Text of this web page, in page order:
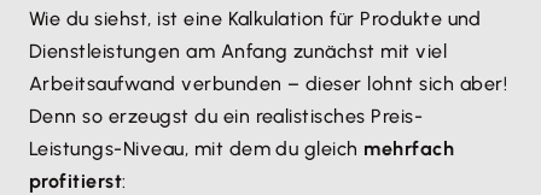
Wie du siehst, ist eine Kalkulation für Produkte und
Dienstleistungen am Anfang zunächst mit viel
Arbeitsaufwand verbunden – dieser lohnt sich aber!
Denn so erzeugst du ein realistisches Preis-
Leistungs-Niveau, mit dem du gleich mehrfach
profitierst: